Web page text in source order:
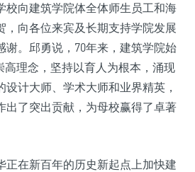
校向建筑学院体全体师生员工和海
，向各位来宾及长期支持学院发展
谢。邱勇说，70年来，建筑学院始
高理念，坚持以育人为根本，涌现
计大师、学术大师和业界精英，
出了突出贡献，为母校赢得了卓著
正在新百年的历史新起点上加快建